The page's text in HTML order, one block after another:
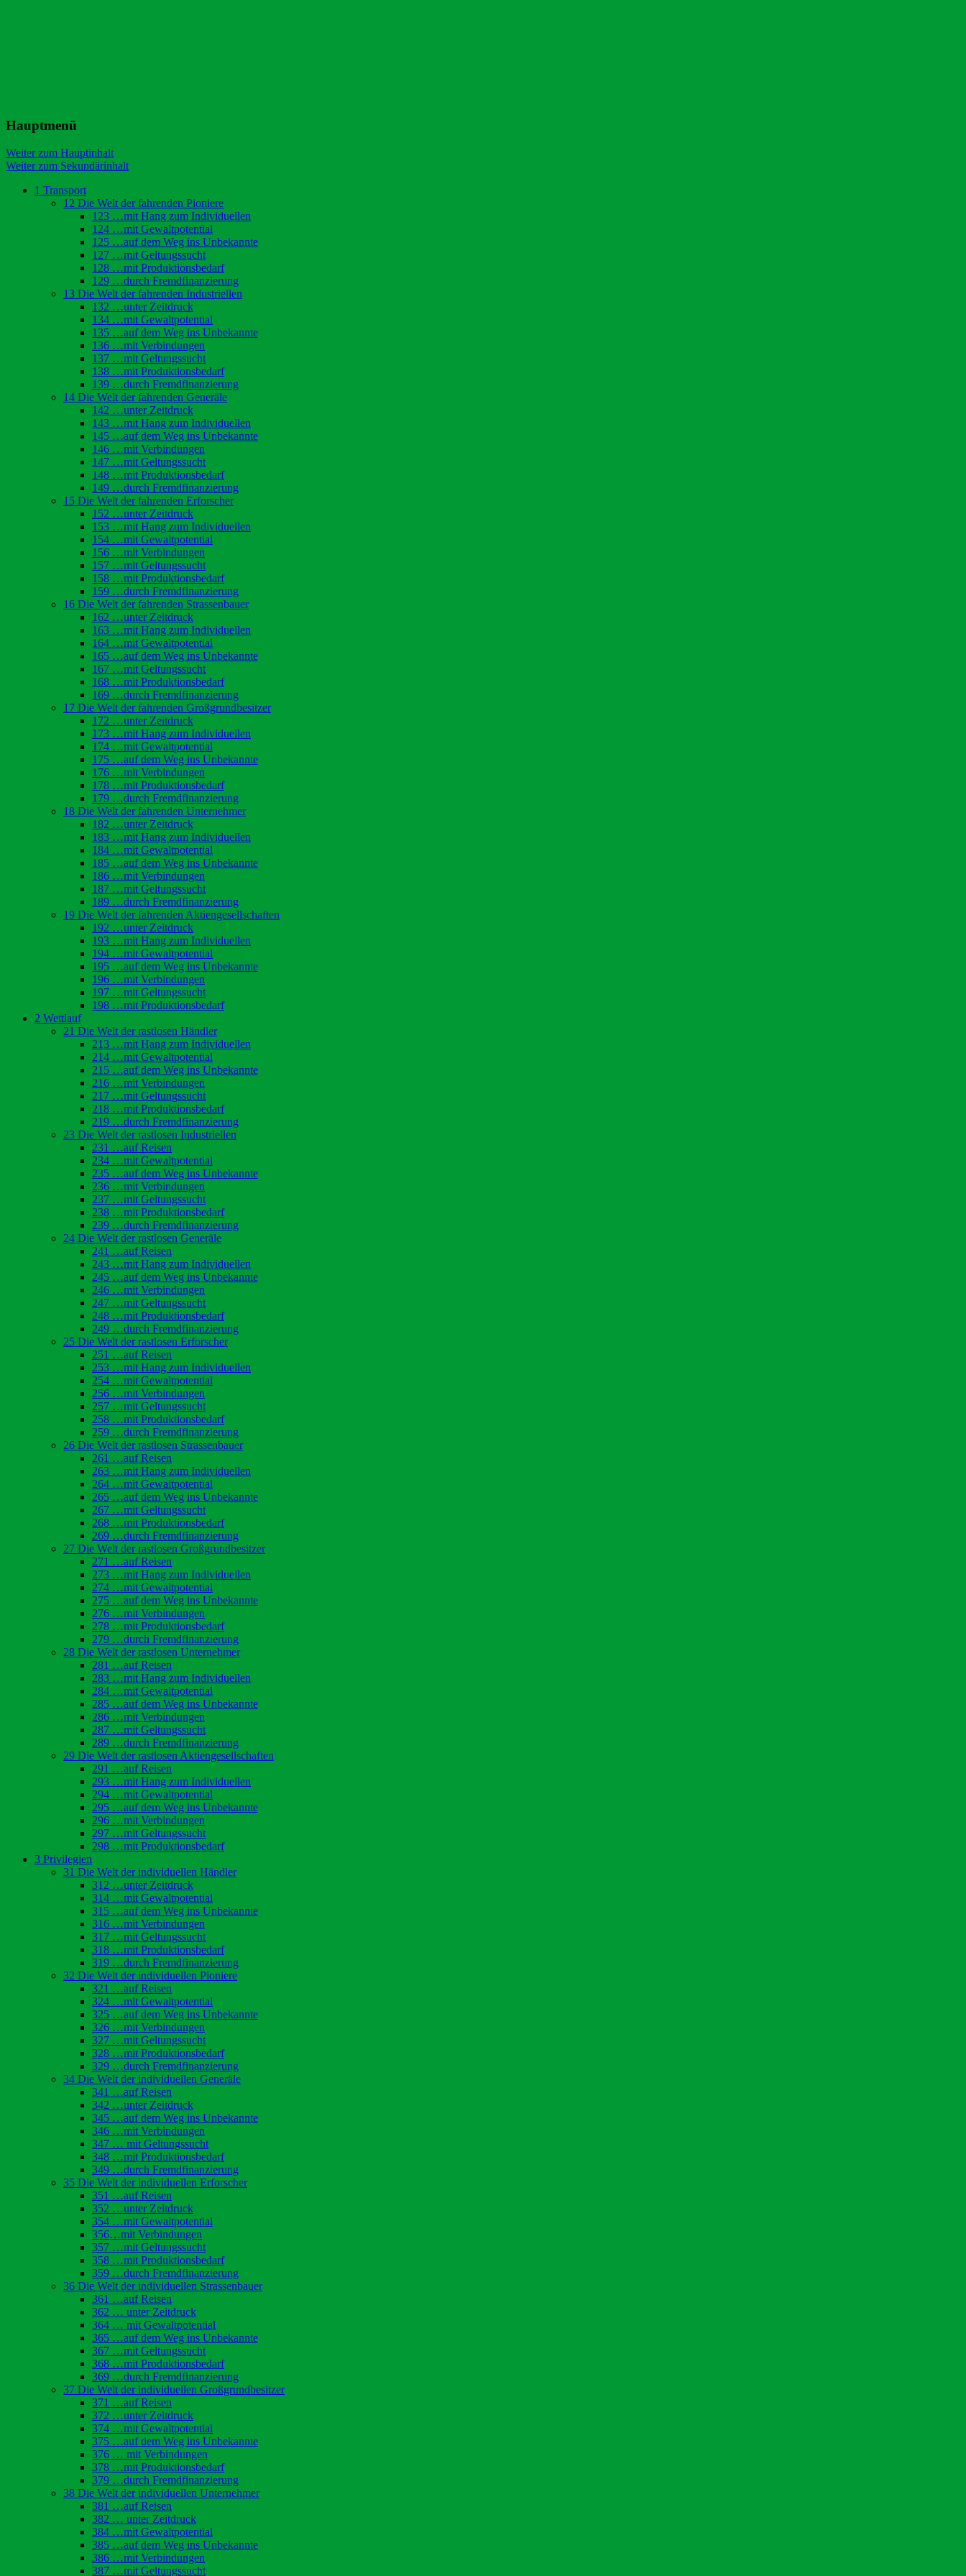
Hauptmenü
Weiter zum Hauptinhalt
Weiter zum Sekundärinhalt
1 Transport
12 Die Welt der fahrenden Pioniere
123 …mit Hang zum Individuellen
124 …mit Gewaltpotential
125 …auf dem Weg ins Unbekannte
127 …mit Geltungssucht
128 …mit Produktionsbedarf
129 …durch Fremdfinanzierung
13 Die Welt der fahrenden Industriellen
132 …unter Zeitdruck
134 …mit Gewaltpotential
135 …auf dem Weg ins Unbekannte
136 …mit Verbindungen
137 …mit Geltungssucht
138 …mit Produktionsbedarf
139 …durch Fremdfinanzierung
14 Die Welt der fahrenden Generäle
142 …unter Zeitdruck
143 …mit Hang zum Individuellen
145 …auf dem Weg ins Unbekannte
146 …mit Verbindungen
147 …mit Geltungssucht
148 …mit Produktionsbedarf
149 …durch Fremdfinanzierung
15 Die Welt der fahrenden Erforscher
152 …unter Zeitdruck
153 …mit Hang zum Individuellen
154 …mit Gewaltpotential
156 …mit Verbindungen
157 …mit Geltungssucht
158 …mit Produktionsbedarf
159 …durch Fremdfinanzierung
16 Die Welt der fahrenden Strassenbauer
162 …unter Zeitdruck
163 …mit Hang zum Individuellen
164 …mit Gewaltpotential
165 …auf dem Weg ins Unbekannte
167 …mit Geltungssucht
168 …mit Produktionsbedarf
169 …durch Fremdfinanzierung
17 Die Welt der fahrenden Großgrundbesitzer
172 …unter Zeitdruck
173 …mit Hang zum Individuellen
174 …mit Gewaltpotential
175 …auf dem Weg ins Unbekannte
176 …mit Verbindungen
178 …mit Produktionsbedarf
179 …durch Fremdfinanzierung
18 Die Welt der fahrenden Unternehmer
182 …unter Zeitdruck
183 …mit Hang zum Individuellen
184 …mit Gewaltpotential
185 …auf dem Weg ins Unbekannte
186 …mit Verbindungen
187 …mit Geltungssucht
189 …durch Fremdfinanzierung
19 Die Welt der fahrenden Aktiengesellschaften
192 …unter Zeitdruck
193 …mit Hang zum Individuellen
194 …mit Gewaltpotential
195 …auf dem Weg ins Unbekannte
196 …mit Verbindungen
197 …mit Geltungssucht
198 …mit Produktionsbedarf
2 Wettlauf
21 Die Welt der rastlosen Händler
213 …mit Hang zum Individuellen
214 …mit Gewaltpotential
215 …auf dem Weg ins Unbekannte
216 …mit Verbindungen
217 …mit Geltungssucht
218 …mit Produktionsbedarf
219 …durch Fremdfinanzierung
23 Die Welt der rastlosen Industriellen
231 …auf Reisen
234 …mit Gewaltpotential
235 …auf dem Weg ins Unbekannte
236 …mit Verbindungen
237 …mit Geltungssucht
238 …mit Produktionsbedarf
239 …durch Fremdfinanzierung
24 Die Welt der rastlosen Generäle
241 …auf Reisen
243 …mit Hang zum Individuellen
245 …auf dem Weg ins Unbekannte
246 …mit Verbindungen
247 …mit Geltungssucht
248 …mit Produktionsbedarf
249 …durch Fremdfinanzierung
25 Die Welt der rastlosen Erforscher
251 …auf Reisen
253 …mit Hang zum Individuellen
254 …mit Gewaltpotential
256 …mit Verbindungen
257 …mit Geltungssucht
258 …mit Produktionsbedarf
259 …durch Fremdfinanzierung
26 Die Welt der rastlosen Strassenbauer
261 …auf Reisen
263 …mit Hang zum Individuellen
264 …mit Gewaltpotential
265 …auf dem Weg ins Unbekannte
267 …mit Geltungssucht
268 …mit Produktionsbedarf
269 …durch Fremdfinanzierung
27 Die Welt der rastlosen Großgrundbesitzer
271 …auf Reisen
273 …mit Hang zum Individuellen
274 …mit Gewaltpotential
275 …auf dem Weg ins Unbekannte
276 …mit Verbindungen
278 …mit Produktionsbedarf
279 …durch Fremdfinanzierung
28 Die Welt der rastlosen Unternehmer
281 …auf Reisen
283 …mit Hang zum Individuellen
284 …mit Gewaltpotential
285 …auf dem Weg ins Unbekannte
286 …mit Verbindungen
287 …mit Geltungssucht
289 …durch Fremdfinanzierung
29 Die Welt der rastlosen Aktiengesellschaften
291 …auf Reisen
293 …mit Hang zum Individuellen
294 …mit Gewaltpotential
295 …auf dem Weg ins Unbekannte
296 …mit Verbindungen
297 …mit Geltungssucht
298 …mit Produktionsbedarf
3 Privilegien
31 Die Welt der individuellen Händler
312 …unter Zeitdruck
314 …mit Gewaltpotential
315 …auf dem Weg ins Unbekannte
316 …mit Verbindungen
317 …mit Geltungssucht
318 …mit Produktionsbedarf
319 …durch Fremdfinanzierung
32 Die Welt der individuellen Pioniere
321 …auf Reisen
324 …mit Gewaltpotential
325 …auf dem Weg ins Unbekannte
326 …mit Verbindungen
327 …mit Geltungssucht
328 …mit Produktionsbedarf
329 …durch Fremdfinanzierung
34 Die Welt der individuellen Generäle
341 …auf Reisen
342 …unter Zeitdruck
345 …auf dem Weg ins Unbekannte
346 …mit Verbindungen
347 … mit Geltungssucht
348 …mit Produktionsbedarf
349 …durch Fremdfinanzierung
35 Die Welt der individuellen Erforscher
351 …auf Reisen
352 …unter Zeitdruck
354 …mit Gewaltpotential
356…mit Verbindungen
357 …mit Geltungssucht
358 …mit Produktionsbedarf
359 …durch Fremdfinanzierung
36 Die Welt der individuellen Strassenbauer
361 …auf Reisen
362 … unter Zeitdruck
364 … mit Gewaltpotential
365 …auf dem Weg ins Unbekannte
367 …mit Geltungssucht
368 …mit Produktionsbedarf
369 …durch Fremdfinanzierung
37 Die Welt der individuellen Großgrundbesitzer
371 …auf Reisen
372 …unter Zeitdruck
374 …mit Gewaltpotential
375 …auf dem Weg ins Unbekannte
376 … mit Verbindungen
378 …mit Produktionsbedarf
379 …durch Fremdfinanzierung
38 Die Welt der individuellen Unternehmer
381 …auf Reisen
382 … unter Zeitdruck
384 …mit Gewaltpotential
385 …auf dem Weg ins Unbekannte
386 …mit Verbindungen
387 …mit Geltungssucht